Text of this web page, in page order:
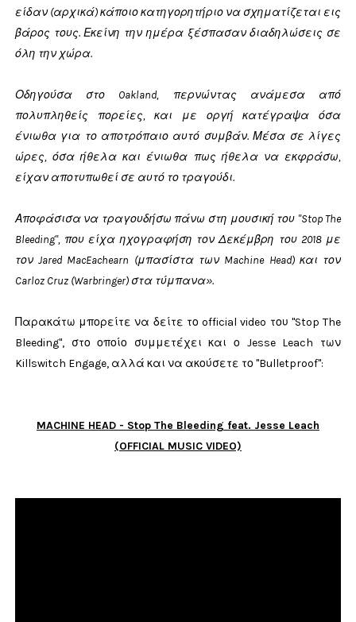
είδαν (αρχικά) κάποιο κατηγορητήριο να σχηματίζεται εις
βάρος τους. Εκείνη την ημέρα ξέσπασαν διαδηλώσεις σε
όλη την χώρα.
Οδηγούσα στο Oakland, περνώντας ανάμεσα από
πολυπληθείς πορείες, και με οργή κατέγραψα όσα
ένιωθα για το αποτρόπαιο αυτό συμβάν. Μέσα σε λίγες
ώρες, όσα ήθελα και ένιωθα πως ήθελα να εκφράσω,
είχαν αποτυπωθεί σε αυτό το τραγούδι.
Αποφάσισα να τραγουδήσω πάνω στη μουσική του "Stop The
Bleeding", που είχα ηχογραφήση τον Δεκέμβρη του 2018 με
τον Jared MacEachearn (μπασίστα των Machine Head) και τον
Carloz Cruz (Warbringer) στα τύμπανα».
Παρακάτω μπορείτε να δείτε το official video του "Stop The
Bleeding", στο οποίο συμμετέχει και ο Jesse Leach των
Killswitch Engage, αλλά και να ακούσετε το "Bulletproof":
MACHINE HEAD - Stop The Bleeding feat. Jesse Leach
(OFFICIAL MUSIC VIDEO)